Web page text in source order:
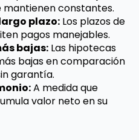
mantienen constantes.
plazo: Los plazos de
pagos manejables.
bajas: Las hipotecas
bajas en comparación
garantía.
A medida que
valor neto en su